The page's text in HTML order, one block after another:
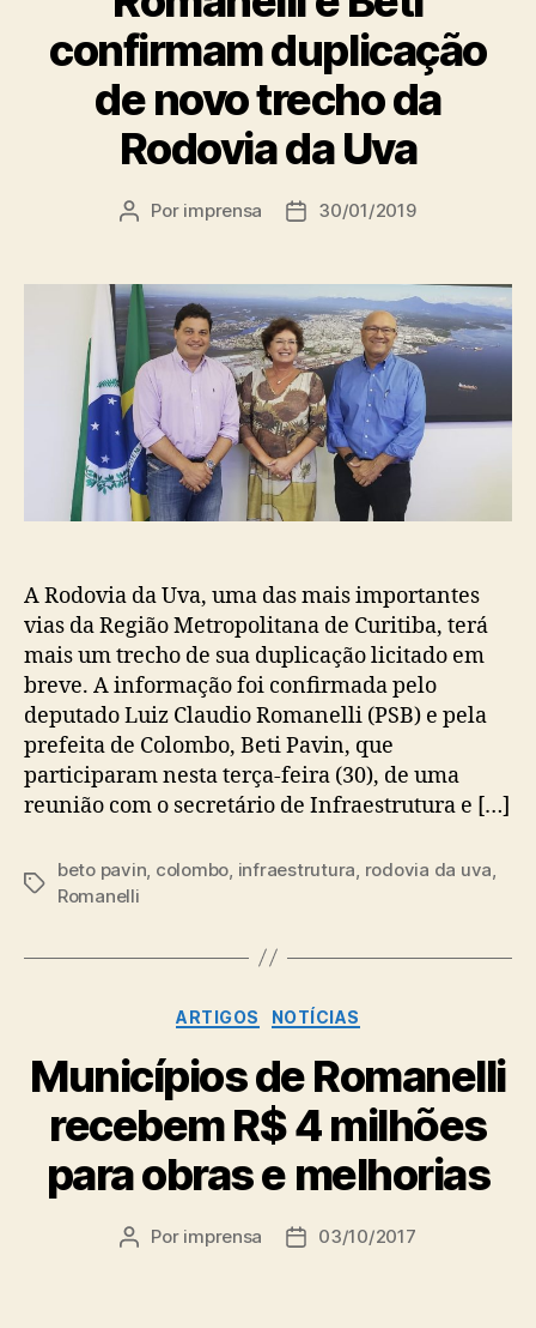
confirmam duplicação
de novo trecho da
Rodovia da Uva
Autor
Por imprensa
Data30/01/2019
A Rodovia da Uva, uma das mais importantes
vias da Região Metropolitana de Curitiba, terá
mais um trecho de sua duplicação licitado em
breve. A informação foi confirmada pelo
deputado Luiz Claudio Romanelli (PSB) e pela
prefeita de Colombo, Beti Pavin, que
participaram nesta terça-feira (30), de uma
reunião com o secretário de Infraestrutura e […]
Tags
beto pavin, colombo, infraestrutura, rodovia da uva,
Romanelli
Categorias
ARTIGOS NOTÍCIAS
Municípios de Romanelli
recebem R$ 4 milhões
para obras e melhorias
Autor
Por imprensa
Data03/10/2017